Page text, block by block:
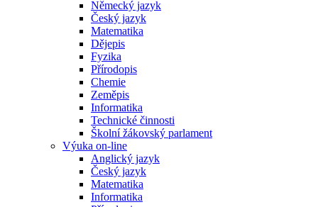
Německý jazyk
Český jazyk
Matematika
Dějepis
Fyzika
Přírodopis
Chemie
Zeměpis
Informatika
Technické činnosti
Školní žákovský parlament
Výuka on-line
Anglický jazyk
Český jazyk
Matematika
Informatika